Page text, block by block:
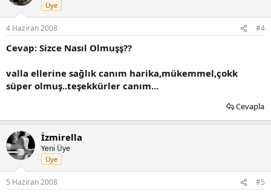
Üye
4 Haziran 2008 #4
Cevap: Sizce Nasıl Olmuşş??
valla ellerine sağlık canım harika,mükemmel,çokk
süper olmuş..teşekkürler canım...
Cevapla
İzmirella
Yeni Üye
Üye
5 Haziran 2008 #5